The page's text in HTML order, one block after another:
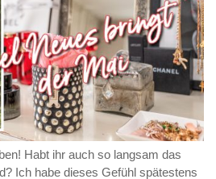
Habt ihr auch so langsam das
Ich habe dieses Gefühl spätestens